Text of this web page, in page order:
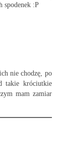
spodenek :P
nie chodzę, po
takie króciutkie
mam zamiar